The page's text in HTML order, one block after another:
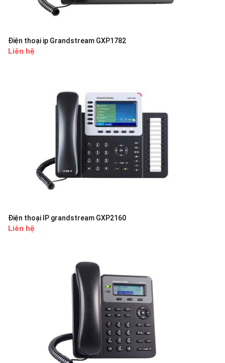
Điện thoại ip Grandstream GXP1782
Liên hệ
Điện thoại IP grandstream GXP2160
Liên hệ